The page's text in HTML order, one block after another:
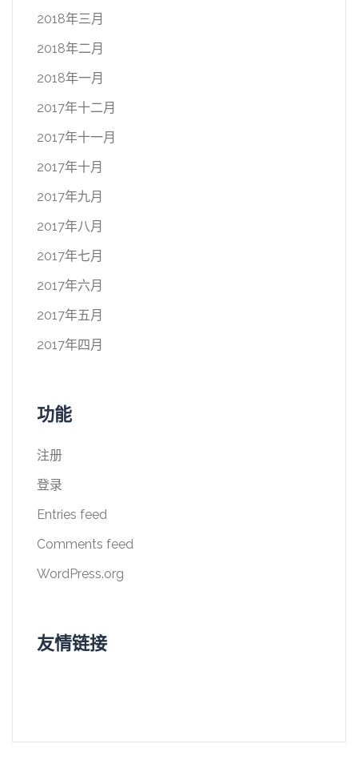
2018年三月
2018年二月
2018年一月
2017年十二月
2017年十一月
2017年十月
2017年九月
2017年八月
2017年七月
2017年六月
2017年五月
2017年四月
功能
注册
登录
Entries feed
Comments feed
WordPress.org
友情链接